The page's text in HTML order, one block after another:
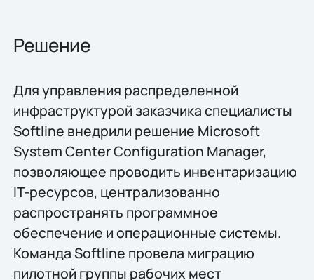
Решение
Для управления распределенной
инфраструктурой заказчика специалисты
Softline внедрили решение Microsoft
System Center Configuration Manager,
позволяющее проводить инвентаризацию
IT-ресурсов, централизованно
распространять программное
обеспечение и операционные системы.
Команда Softline провела миграцию
пилотной группы рабочих мест